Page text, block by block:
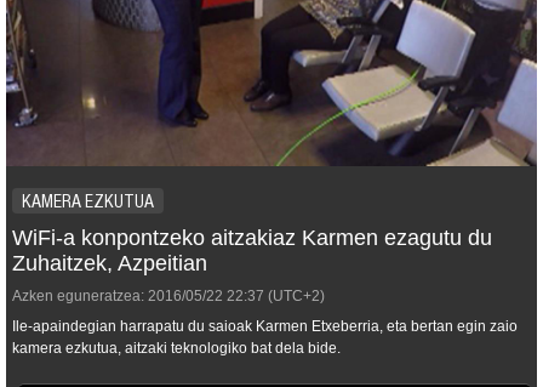
KAMERA EZKUTUA
WiFi-a konpontzeko aitzakiaz Karmen ezagutu du
Zuhaitzek, Azpeitian
Azken eguneratzea: 2016/05/22 22:37 (UTC+2)
Ile-apaindegian harrapatu du saioak Karmen Etxeberria, eta bertan egin zaio
kamera ezkutua, aitzaki teknologiko bat dela bide.